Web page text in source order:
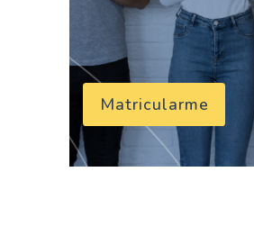
Matricularme